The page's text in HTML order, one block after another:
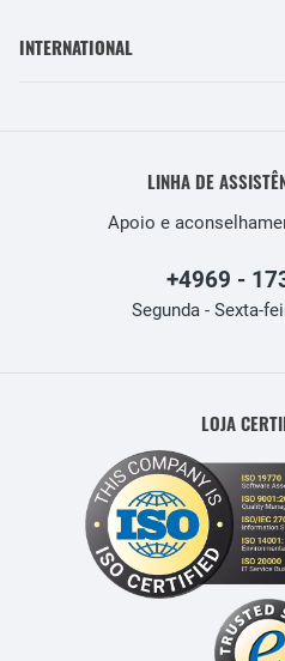
INTERNATIONAL
LINHA DE
Apoio e
+4969 -
Segunda - Sexta-
LOJA